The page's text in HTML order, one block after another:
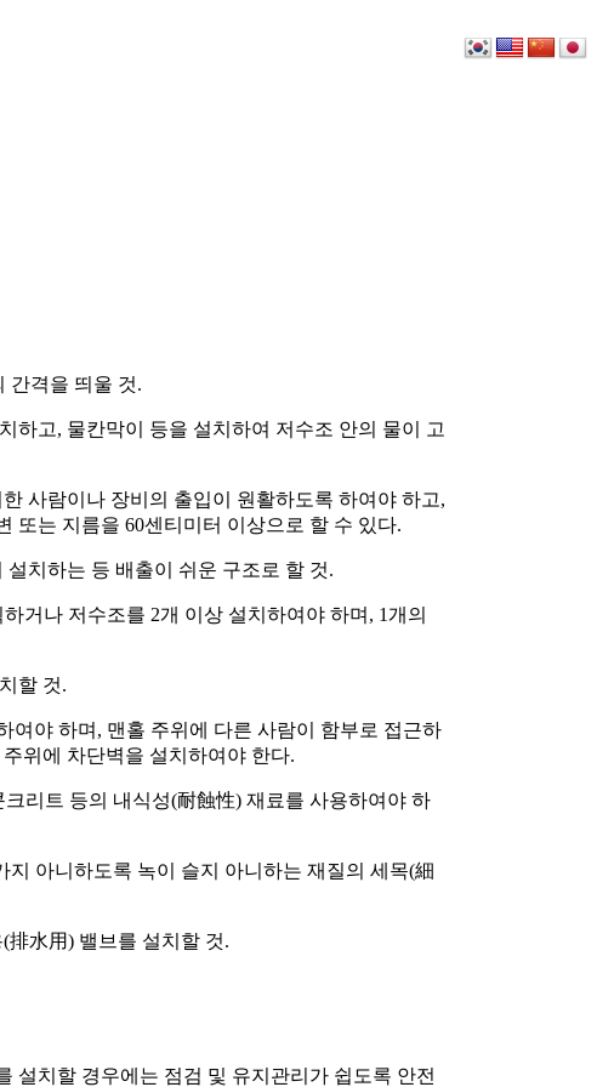
간격을 띄울 것.
하고, 물칸막이 등을 설치하여 저수조 안의 물이 고
사람이나 장비의 출입이 원활하도록 하여야 하고,
또는 지름을 60센티미터 이상으로 할 수 있다.
치하는 등 배출이 쉬운 구조로 할 것.
거나 저수조를 2개 이상 설치하여야 하며, 1개의
할 것.
여야 하며, 맨홀 주위에 다른 사람이 함부로 접근하
위에 차단벽을 설치하여야 한다.
리트 등의 내식성(耐蝕性) 재료를 사용하여야 하
아니하도록 녹이 슬지 아니하는 재질의 세목(細
水用) 밸브를 설치할 것.
설치할 경우에는 점검 및 유지관리가 쉽도록 안전